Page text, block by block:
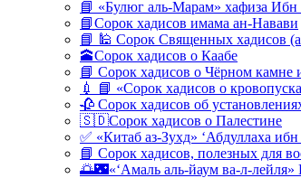
📘 «Булюг аль-Марам» хафиза
📘Сорок хадисов имама ан-Навави
📘 🕌 Сорок Священных хадисов
🕋Сорок хадисов о Каабе
📘 Сорок хадисов о Чёрном камне
💉 📘 «Сорок хадисов о
🥀 Сорок хадисов об
🇸🇩Сорок хадисов о Палестине
✅ «Китаб аз-Зухд» ‘Абдуллаха
📘 Сорок хадисов, полезных для
🌅🌃«‘Амаль аль-йаум ва-л-